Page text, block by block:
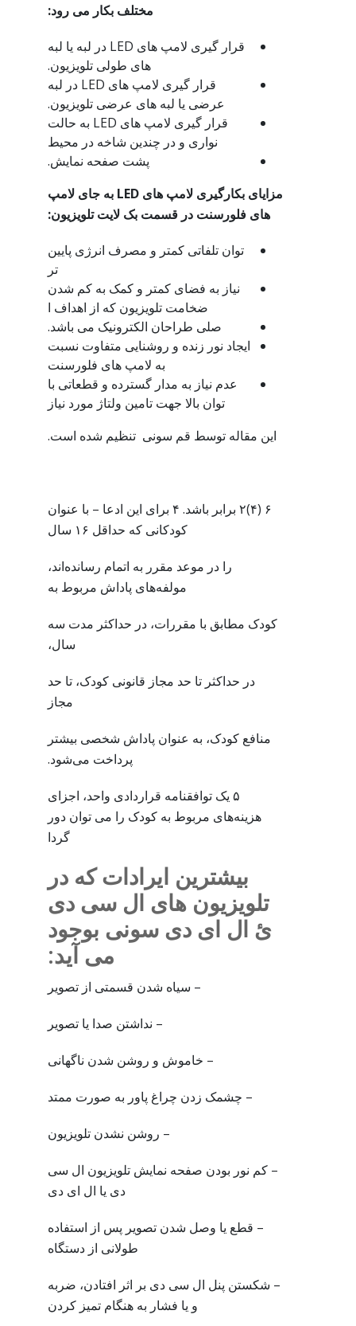
مختلف بکار می رود:
قرار گیری لامپ های LED در لبه یا لبه
های طولی تلویزیون.
قرار گیری لامپ های LED در لبه
عرضی یا لبه های عرضی تلویزیون.
قرار گیری لامپ های LED به حالت
نواری و در چندین شاخه در محیط
پشت صفحه نمایش.
مزایای بکارگیری لامپ های LED به جای لامپ
های فلورسنت در قسمت بک لایت تلویزیون:
توان تلفاتی کمتر و مصرف انرژی پایین
تر
نیاز به فضای کمتر و کمک به کم شدن
ضخامت تلویزیون که از اهداف ا
صلی طراحان الکترونیک می باشد.
ایجاد نور زنده و روشنایی متفاوت نسبت
به لامپ های فلورسنت
عدم نیاز به مدار گسترده و قطعاتی با
توان بالا جهت تامین ولتاژ مورد نیاز
این مقاله توسط قم سونی تنظیم شده است.
۶ (۴)۲ برابر باشد. ۴ برای این ادعا – با عنوان
کودکانی که حداقل ۱۶ سال
را در موعد مقرر به اتمام رسانده‌اند،
مولفه‌های پاداش مربوط به
کودک مطابق با مقررات، در حداکثر مدت سه
سال،
در حداکثر تا حد مجاز قانونی کودک، تا حد
مجاز
منافع کودک، به عنوان پاداش شخصی بیشتر
پرداخت می‌شود.
۵ یک توافقنامه قراردادی واحد، اجزای
هزینه‌های مربوط به کودک را می توان دور
گردا
بیشترین ایرادات که در
تلویزیون های ال سی دی
ئ ال ای دی سونی بوجود
می آید:
– سیاه شدن قسمتی از تصویر
– نداشتن صدا یا تصویر
– خاموش و روشن شدن ناگهانی
– چشمک زدن چراغ پاور به صورت ممتد
– روشن نشدن تلویزیون
– کم نور بودن صفحه نمایش تلویزیون ال سی
دی یا ال ای دی
– قطع یا وصل شدن تصویر پس از استفاده
طولانی از دستگاه
– شکستن پنل ال سی دی بر اثر افتادن، ضربه
و یا فشار به هنگام تمیز کردن